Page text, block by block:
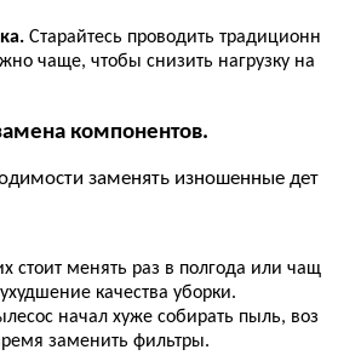
Старайтесь проводить традиционн
чаще, чтобы снизить нагрузку на
компонентов.
заменять изношенные дет
стоит менять раз в полгода или чащ
качества уборки.
начал хуже собирать пыль, воз
заменить фильтры.